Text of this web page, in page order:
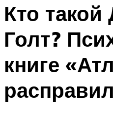
Кто
Голт?
книге